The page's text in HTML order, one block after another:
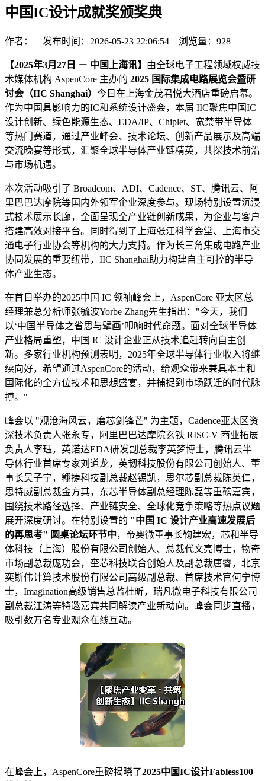
中国IC设计成就奖颁奖典
作者： 发布时间：2026-05-23 22:06:54 浏览量： 928
【2025年3月 27 日 － 中国 上海讯】 由全球电子工程领域权威技
术媒体机构 AspenCore 主办的 2025 国际集成电路展览会暨研
讨会（IIC Shanghai） 今日在上海金茂君悦大酒店重磅启幕。
作为中国具影响力的IC和系统设计盛会，本届 IIC聚焦中国IC
设计创新、绿色能源生态、EDA/IP、Chiplet、宽禁带半导体
等热门赛道，通过产业峰会、技术论坛、创新产品展示及高端
交流晚宴等形式，汇聚全球半导体产业链精英，共探技术前沿
与市场机遇。
本次活动吸引了 Broadcom、ADI、Cadence、ST、腾讯云、阿
里巴巴达摩院等国内外领军企业深度参与。现场特别设置沉浸
式技术展示长廊，全面呈现全产业链创新成果，为企业与客户
搭建高效对接平台。同时得到了上海张江科学会堂、上海市交
通电子行业协会等机构的大力支持。作为长三角集成电路产业
协同发展的重要纽带，IIC Shanghai助力构建自主可控的半导
体产业生态。
在首日举办的2025中国 IC 领袖峰会上，AspenCore 亚太区总
经理兼总分析师张毓波Yorbe Zhang先生指出："今天，我们
以‘中国半导体之省思与擘画’叩响时代命题。面对全球半导体
产业格局重塑，中国 IC 设计企业正从技术追赶转向自主创
新。多家行业机构预测表明，2025年全球半导体行业收入将继
续向好，希望通过AspenCore的活动，给观众带来兼具本土和
国际化的全方位技术和思想盛宴，并捕捉到市场跃迁的时代脉
搏。"
峰会以 "观沧海风云，磨芯剑锋芒" 为主题，Cadence亚太区资
深技术负责人张永专，阿里巴巴达摩院玄铁 RISC-V 商业拓展
负责人李珏，英诺达EDA研发副总裁李英梦博士，腾讯云半
导体行业首席专家刘道龙，英韧科技股份有限公司创始人、董
事长吴子宁，翱捷科技副总裁赵锡凯，思尔芯副总裁陈英仁，
思特威副总裁金方其，东芯半导体副总经理陈磊等重磅嘉宾，
围绕技术路径选择、产业链安全、全球化竞争策略等热点议题
展开深度研讨。在特别设置的 "中国 IC 设计产业高速发展后
的再思考" 圆桌论坛环节中，帝奥微董事长鞠建宏，芯和半导
体科技（上海）股份有限公司创始人、总裁代文亮博士，物奇
市场副总裁庞功会，奎芯科技联合创始人及副总裁唐睿，北京
奕斯伟计算技术股份有限公司高级副总裁、首席技术官何宁博
士，Imagination高级销售总监杜昕，瑞凡微电子科技有限公司
副总裁江涛等特邀嘉宾共同解读产业新动向。峰会同步直播，
吸引数万名专业观众在线互动。
在峰会上，AspenCore重磅揭晓了2025中国IC设计Fabless100